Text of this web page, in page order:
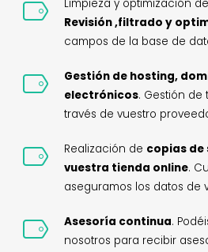
Limpieza y optimización
Revisión ,filtrado y
campos de la base de
Gestión de hosting,
electrónicos. Gestión de
través de vuestro
Realización de copias de
vuestra tienda online.
aseguramos los datos de
Asesoría continua.
nosotros para recibir